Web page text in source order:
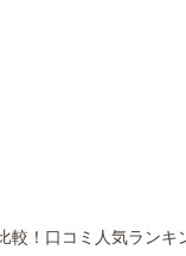
！口コミ人気ランキ